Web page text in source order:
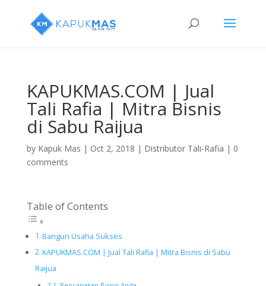
KAPUKMAS.COM | Jual
Tali Rafia | Mitra Bisnis
di Sabu Raijua
by Kapuk Mas | Oct 2, 2018 | Distributor Tali-Rafia | 0
comments
Table of Contents
Bangun Usaha Sukses
KAPUKMAS.COM | Jual Tali Rafia | Mitra Bisnis di Sabu
Raijua